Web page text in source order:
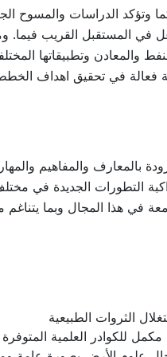
النفط من حقول إقليم كردستان ابتداء من 2007 ، كما
في المستقبل القريب فيما.
والمعادن وتطبيقاتها
فعالة في تحقيق اهداف
بالمعارف والمفاهيم
التطورات الجديدة في
هذا المجال وبما يتناغم
مكمل للكوادر العلمية